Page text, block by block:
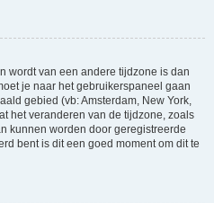
wordt van een andere tijdzone is dan
je naar het gebruikerspaneel gaan
gebied (vb: Amsterdam, New York,
het veranderen van de tijdzone, zoals
kunnen worden door geregistreerde
bent is dit een goed moment om dit te